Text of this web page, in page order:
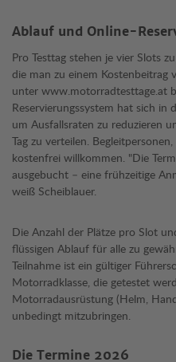
Ablauf und Online-
Pro Testtag stehen je vier Slots
die man zu einem Kostenbeitrag
unter www.motorradtesttage.at
Reservierungssystem hat sich in
um Ausfallsraten zu reduzieren
Tag zu verteilen.
kostenfrei willkommen. "Die
ausgebucht – eine frühzeitige
weiß Scheiblauer.
Die Anzahl der Plätze pro Slot
flüssigen Ablauf für alle zu
Teilnahme ist ein gültiger
Motorradklasse, die getestet
Motorradausrüstung (Helm,
unbedingt mitzubringen.
Die Termine 2026